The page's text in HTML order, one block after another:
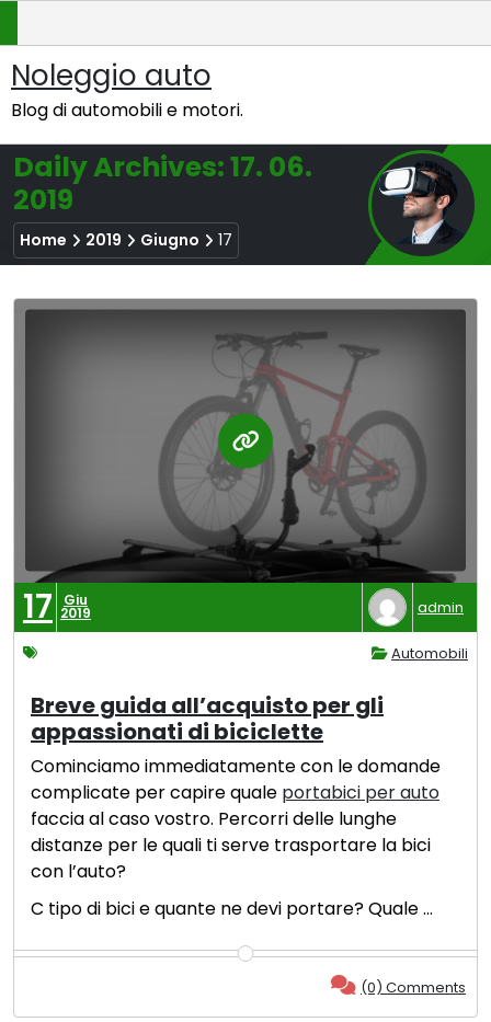
content
Noleggio auto
Blog di automobili e motori.
Daily Archives: 17. 06.
2019
Home 2019 Giugno 17
17 Giu
2019 admin
Automobili
Breve guida all’acquisto per gli
appassionati di biciclette
Cominciamo immediatamente con le domande
complicate per capire quale portabici per auto
faccia al caso vostro. Percorri delle lunghe
distanze per le quali ti serve trasportare la bici
con l’auto?
C tipo di bici e quante ne devi portare? Quale …
(0) Comments